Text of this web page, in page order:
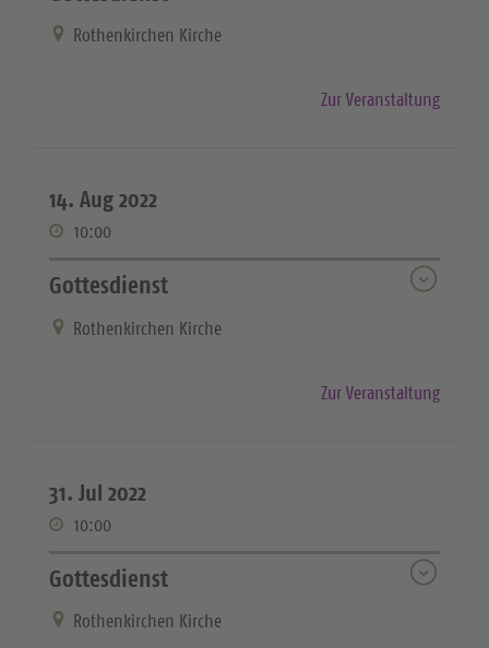
Rothenkirchen Kirche
Zur Veranstaltung
14. Aug 2022
10:00
Gottesdienst
Rothenkirchen Kirche
Zur Veranstaltung
31. Jul 2022
10:00
Gottesdienst
Rothenkirchen Kirche